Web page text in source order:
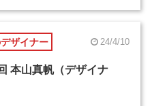
ザイナー 24/4/10
本山真帆（デザイナ